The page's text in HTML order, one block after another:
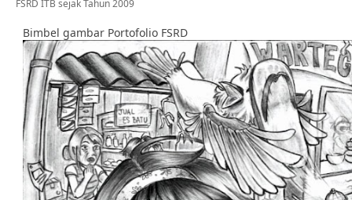
FSRD ITB sejak Tahun 2009
Bimbel gambar Portofolio FSRD